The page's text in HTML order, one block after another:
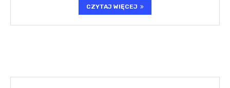
CZYTAJ WIĘCEJ